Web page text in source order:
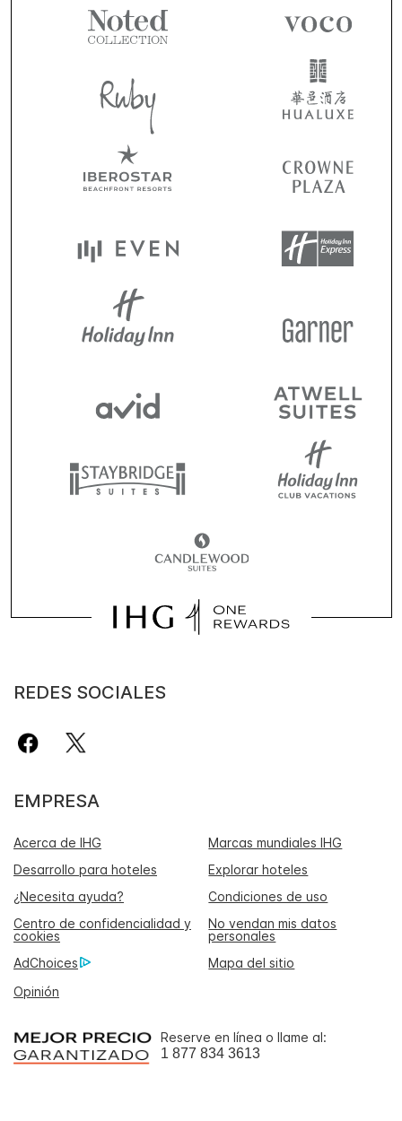
REDES SOCIALES
EMPRESA
Acerca de IHG
Marcas mundiales IHG
Desarrollo para hoteles
Explorar hoteles
¿Necesita ayuda?
Condiciones de uso
Centro de confidencialidad y
cookies
No vendan mis datos
personales
AdChoices
Mapa del sitio
Opinión
Reserve en línea o llame al:
1 877 834 3613